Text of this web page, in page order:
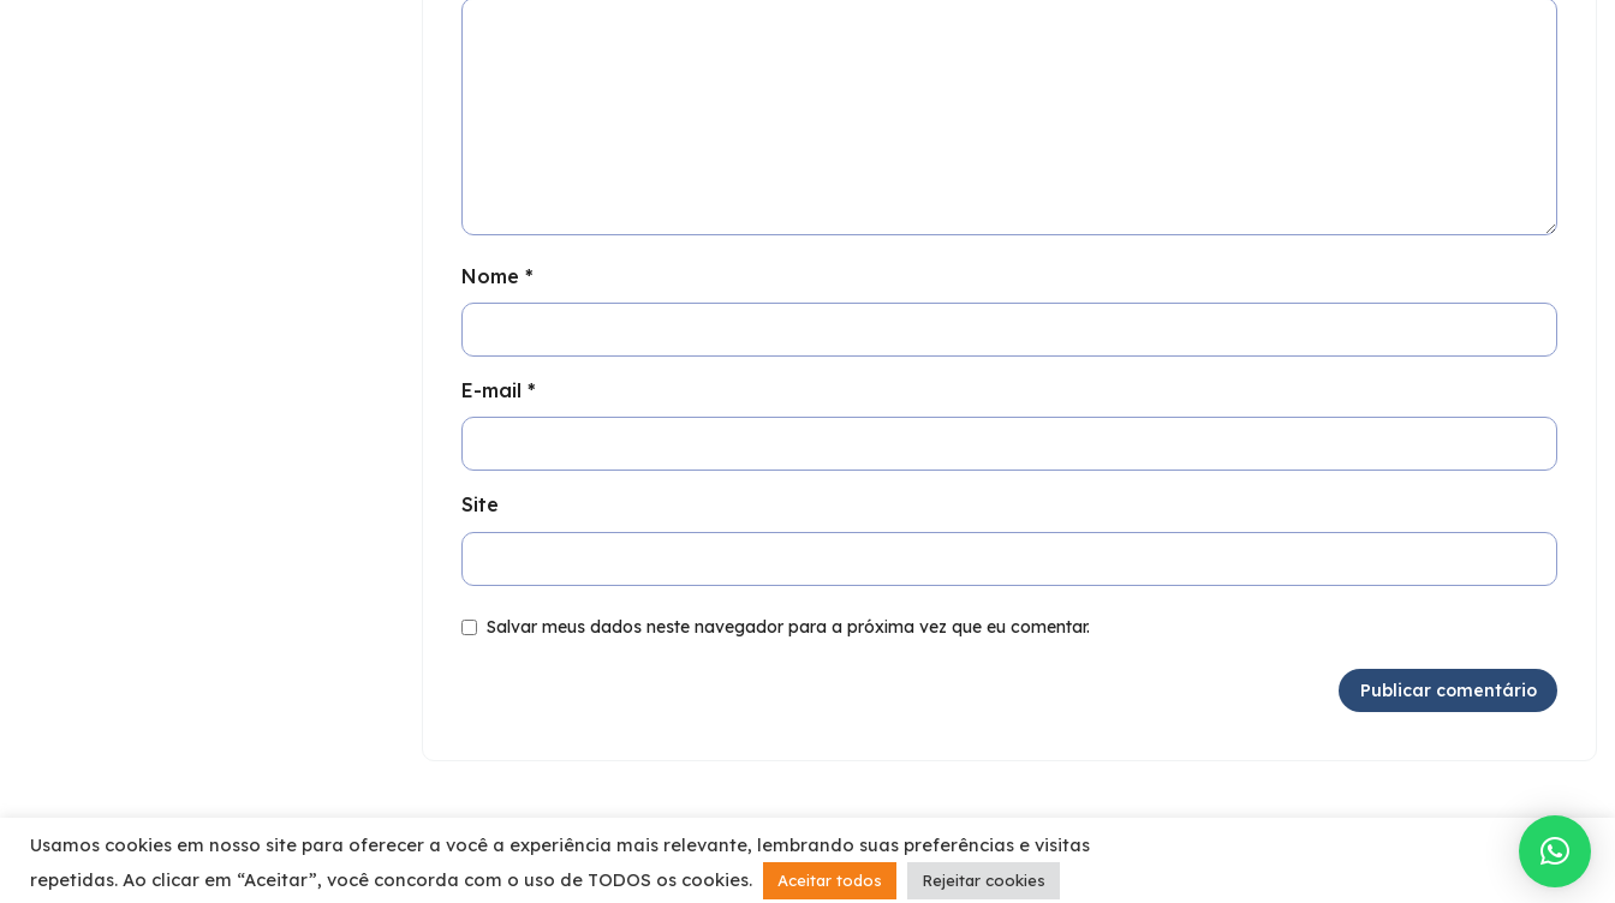
Nome *
E-mail *
Site
Salvar meus dados neste navegador para a próxima vez que eu comentar.
©2026 Portal Cortinas BH direitos reservados
Usamos cookies em nosso site para oferecer a você a experiência mais relevante, lembrando suas preferências e visitas
repetidas. Ao clicar em “Aceitar”, você concorda com o uso de TODOS os cookies.
Aceitar todos Rejeitar cookies